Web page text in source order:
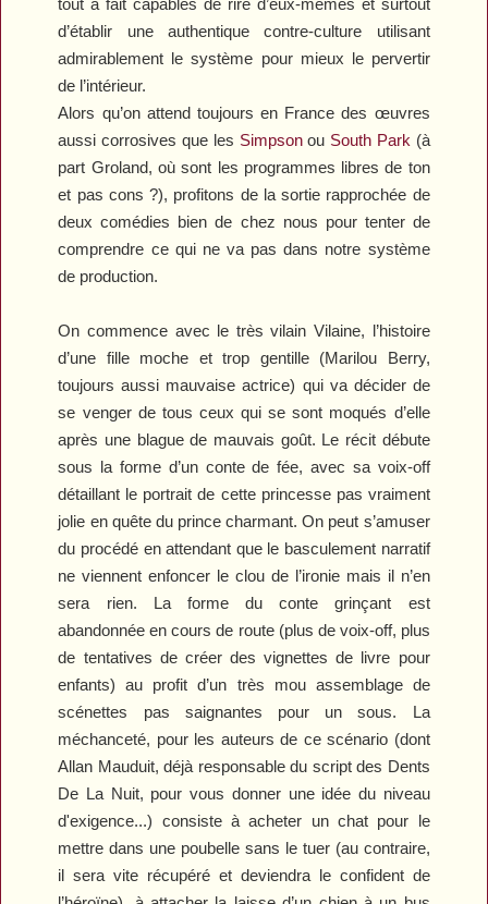
d’établir une authentique contre-culture utilisant
admirablement le système pour mieux le pervertir
de l’intérieur.
Alors qu’on attend toujours en France des œuvres
aussi corrosives que les Simpsonou South Park (à
part Groland, où sont les programmes libres de ton
et pas cons ?), profitons de la sortie rapprochée de
deux comédies bien de chez nous pour tenter de
comprendre ce qui ne va pas dans notre système
de production.
On commence avec le très vilainVilaine, l’histoire
d’une fille moche et trop gentille (Marilou Berry,
toujours aussi mauvaise actrice) qui va décider de
se venger de tous ceux qui se sont moqués d’elle
après une blague de mauvais goût. Le récit débute
sous la forme d’un conte de fée, avec sa voix-off
détaillant le portrait de cette princesse pas vraiment
jolie en quête du prince charmant. On peut s’amuser
du procédé en attendant que le basculement narratif
ne viennent enfoncer le clou de l’ironie mais il n’en
sera rien. La forme du conte grinçant est
abandonnée en cours de route (plus de voix-off, plus
de tentatives de créer des vignettes de livre pour
enfants) au profit d’un très mou assemblage de
scénettes pas saignantes pour un sous. La
méchanceté, pour les auteurs de ce scénario (dont
Allan Mauduit, déjà responsable du script des Dents
De La Nuit, pour vous donner une idée du niveau
d'exigence...) consiste à acheter un chat pour le
mettre dans une poubelle sans le tuer (au contraire,
il sera vite récupéré et deviendra le confident de